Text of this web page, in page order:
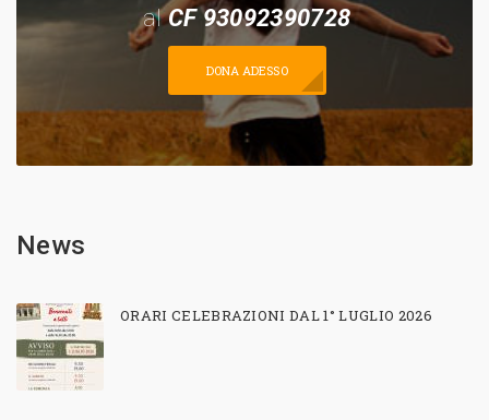
alCF 93092390728
DONA ADESSO
News
ORARI CELEBRAZIONI DAL 1° LUGLIO 2026